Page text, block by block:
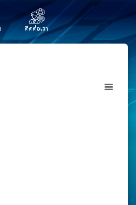
ติดต่อเรา